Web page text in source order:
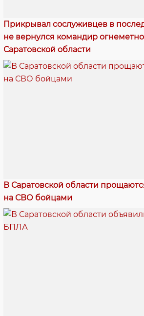
Прикрывал сослуживцев в
не вернулся командир
Саратовской области
В Саратовской области
на СВО бойцами